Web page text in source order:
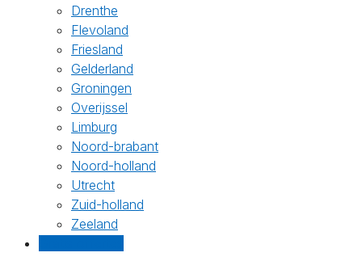
Drenthe
Flevoland
Friesland
Gelderland
Groningen
Overijssel
Limburg
Noord-brabant
Noord-holland
Utrecht
Zuid-holland
Zeeland